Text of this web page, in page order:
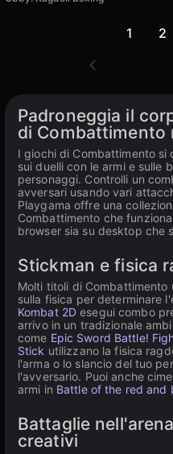
1 2
Padroneggia il
di Combattimento
I giochi di Combattimento si
sui duelli con le armi e sulle
personaggi. Controlli un
avversari usando vari
Playgama offre una
Combattimento che
browser sia su desktop che
Stickman e fisica
Molti titoli di
sulla fisica per determinare
Kombat 2D esegui combo
arrivo in un tradizionale
come Epic Sword Battle!
Stick utilizzano la fisica
l'arma o lo slancio del tuo
l'avversario. Puoi anche
armi in Battle of the red and
Battaglie
creativi